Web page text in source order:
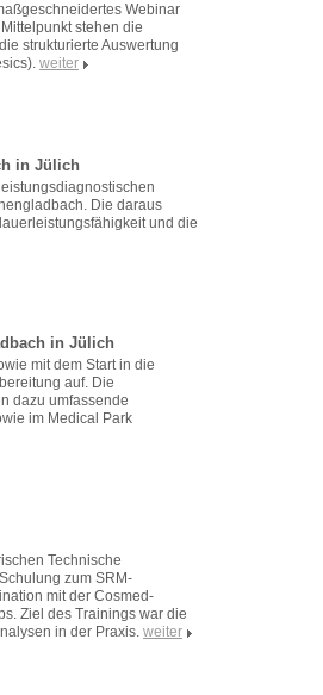
Webinar
stehen die
strukturierte Auswertung
weiter
in Jülich
Die daraus
und die
in Jülich
mit dem Start in die
auf. Die
dazu umfassende
im Medical Park
Technische
zum SRM-
mit der Cosmed-
Ziel des Trainings war die
in der Praxis. weiter